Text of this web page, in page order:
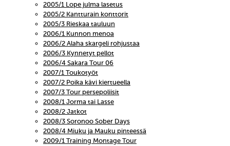
2005/1 Lope julma lasetus
2005/2 Kantturain konttorit
2005/3 Rieskaa tauluun
2006/1 Kunnon menoa
2006/2 Alaha skargeli rohjustaa
2006/3 Kynnetyt pellot
2006/4 Sakara Tour 06
2007/1 Toukotyöt
2007/2 Poika kävi kiertueella
2007/3 Tour persepoliisit
2008/1 Jorma tai Lasse
2008/2 Jatkot
2008/3 Soronoo Sober Days
2008/4 Miuku ja Mauku pinteessä
2009/1 Training Montage Tour